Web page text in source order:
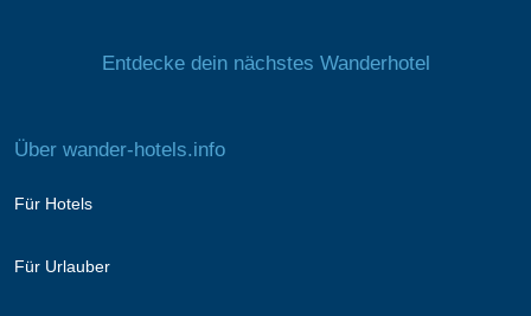
Entdecke dein nächstes Wanderhotel
Über wander-hotels.info
Für Hotels
Für Urlauber